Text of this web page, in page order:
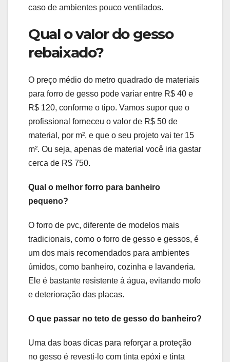
caso de ambientes pouco ventilados.
Qual o valor do gesso
rebaixado?
O preço médio do metro quadrado de materiais
para forro de gesso pode variar entre R$ 40 e
R$ 120, conforme o tipo. Vamos supor que o
profissional forneceu o valor de R$ 50 de
material, por m², e que o seu projeto vai ter 15
m². Ou seja, apenas de material você iria gastar
cerca de R$ 750.
Qual o melhor forro para banheiro
pequeno?
O forro de pvc, diferente de modelos mais
tradicionais, como o forro de gesso e gessos, é
um dos mais recomendados para ambientes
úmidos, como banheiro, cozinha e lavanderia.
Ele é bastante resistente à água, evitando mofo
e deterioração das placas.
O que passar no teto de gesso do banheiro?
Uma das boas dicas para reforçar a proteção
no gesso é revesti-lo com tinta epóxi e tinta